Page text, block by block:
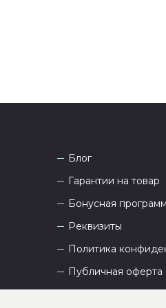
Блог
Гарантии на товар
Бонусная
Реквизиты
Политика
Публичная оферта